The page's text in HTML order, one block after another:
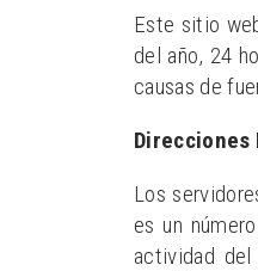
Este sitio
del año, 24
causas de
Direcciones
Los
es un
actividad